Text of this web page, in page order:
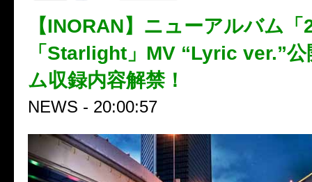
【INORAN】ニューアルバム
「Starlight」MV “Lyric ver.”
ム収録内容解禁！
NEWS - 20:00:57